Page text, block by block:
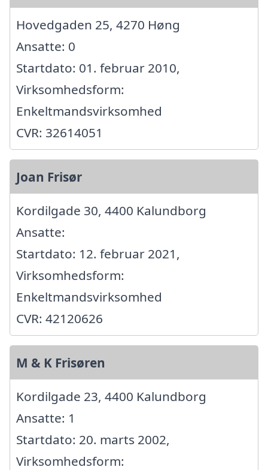
Hovedgaden 25, 4270 Høng
Ansatte: 0
Startdato: 01. februar 2010,
Virksomhedsform:
Enkeltmandsvirksomhed
CVR: 32614051
Joan Frisør
Kordilgade 30, 4400 Kalundborg
Ansatte:
Startdato: 12. februar 2021,
Virksomhedsform:
Enkeltmandsvirksomhed
CVR: 42120626
M & K Frisøren
Kordilgade 23, 4400 Kalundborg
Ansatte: 1
Startdato: 20. marts 2002,
Virksomhedsform: